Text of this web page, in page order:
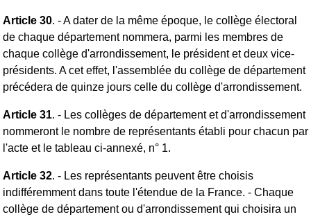
Article 30. - A dater de la même époque, le collège électoral
de chaque département nommera, parmi les membres de
chaque collège d'arrondissement, le président et deux vice-
présidents. A cet effet, l'assemblée du collège de département
précédera de quinze jours celle du collège d'arrondissement.
Article 31. - Les collèges de département et d'arrondissement
nommeront le nombre de représentants établi pour chacun par
l'acte et le tableau ci-annexé, n° 1.
Article 32. - Les représentants peuvent être choisis
indifféremment dans toute l'étendue de la France. - Chaque
collège de département ou d'arrondissement qui choisira un